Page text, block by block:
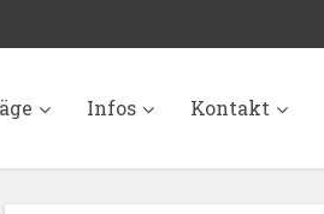
Infos Kontakt